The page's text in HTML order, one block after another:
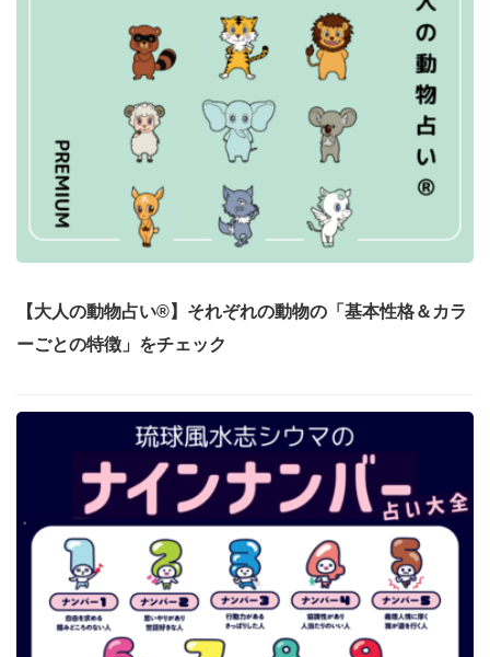
【大人の動物占い®】それぞれの動物の「基本性格＆カラ
ーごとの特徴」をチェック